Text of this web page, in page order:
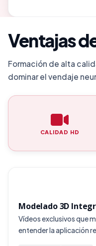
Ventajas
Formación de alta
dominar el vendaje
CALIDAD HD
Modelado 3D
Vídeos exclusivos que
entender la aplicación